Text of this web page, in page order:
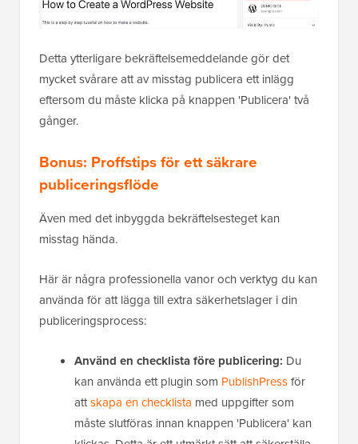
Detta ytterligare bekräftelsemeddelande gör det
mycket svårare att av misstag publicera ett inlägg
eftersom du måste klicka på knappen 'Publicera' två
gånger.
Bonus: Proffstips för ett säkrare
publiceringsflöde
Även med det inbyggda bekräftelsesteget kan
misstag hända.
Här är några professionella vanor och verktyg du kan
använda för att lägga till extra säkerhetslager i din
publiceringsprocess:
Använd en checklista före publicering: Du
kan använda ett plugin som PublishPressför
attskapa en checklista med uppgifter som
måste slutföras innan knappen 'Publicera' kan